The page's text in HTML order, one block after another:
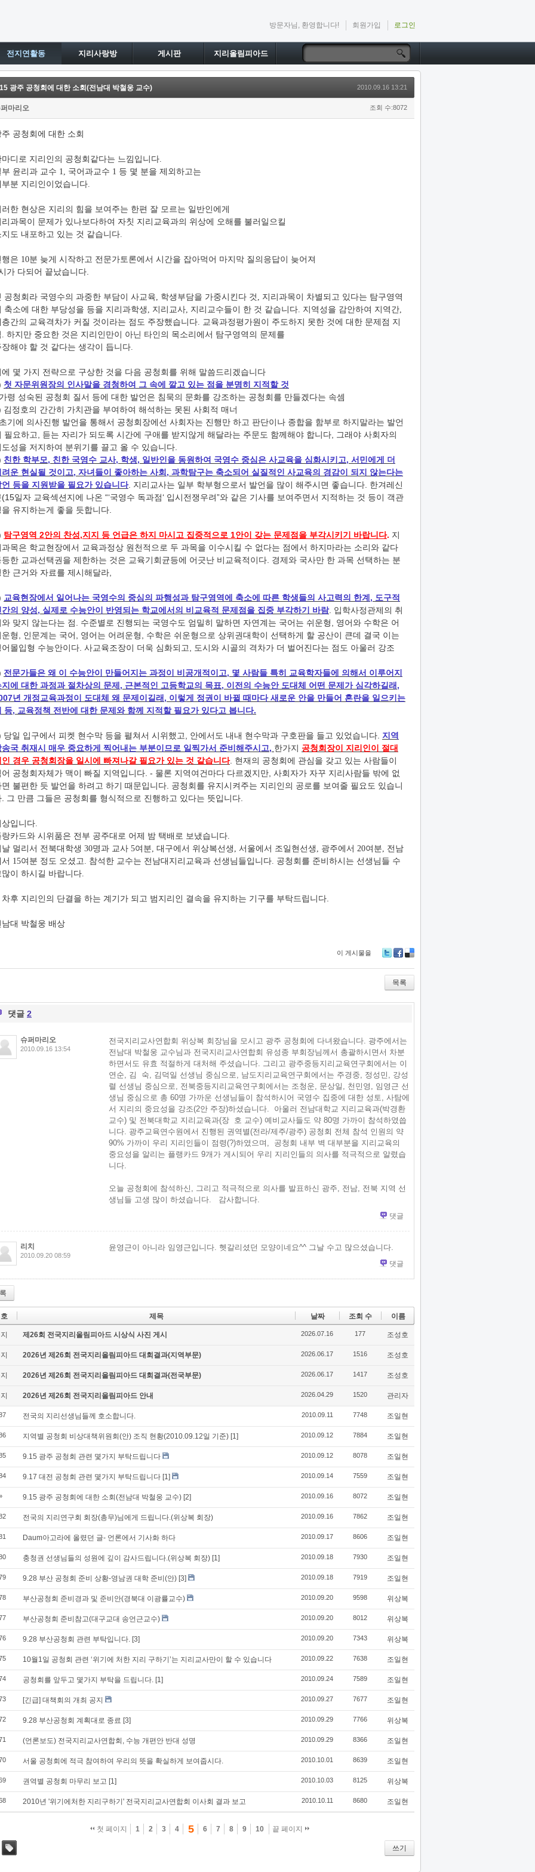
방문자님, 환영합니다! 회원가입 로그인
전지연활동 지리사랑방 게시판 지리올림피아드
광주 공청회에 대한 소회(전남대 박철웅 교수) 2010.09.16 13:21
마리오 조회 수:8072
주 공청회에 대한 소회
마디로 지리인의 공청회같다는 느낌입니다.
부 윤리과 교수 1, 국어과교수 1 등 몇 분을 제외하고는
부분 지리인이었습니다.
러한 현상은 지리의 힘을 보여주는 한편 잘 모르는 일반인에게
리과목이 문제가 있나보다하여 자칫 지리교육과의 위상에 오해를 불러일으킬
지도 내포하고 있는 것 같습니다.
행은 10분 늦게 시작하고 전문가토론에서 시간을 잡아먹어 마지막 질의응답이 늦어져
가 다되어 끝났습니다.
공청회라 국영수의 과중한 부담이 사교육, 학생부담을 가중시킨다 것, 지리과목이 차별되고 있다는 탐구영역
축소에 대한 부당성을 등을 지리과학생, 지리교사, 지리교수들이 한 것 같습니다. 지역성을 감안하여 지역간,
층간의 교육격차가 커질 것이라는 점도 주장했습니다. 교육과정평가원이 주도하지 못한 것에 대한 문제점 지
. 하지만 중요한 것은 지리인만이 아닌 타인의 목소리에서 탐구영역의 문제를
장해야 할 것 같다는 생각이 듭니다.
에 몇 가지 전략으로 구상한 것을 다음 공청회를 위해 말씀드리겠습니다
첫 자문위원장의 인사말을 경청하여 그 속에 깔고 있는 점을 분명히 지적할 것
령 성숙된 공청회 질서 등에 대한 발언은 침묵의 문화를 강조하는 공청회를 만들겠다는 속셈
김정호의 간간히 가치관을 부여하여 해석하는 못된 사회적 매너
기에 의사진행 발언을 통해서 공청회장에선 사회자는 진행만 하고 판단이나 종합을 함부로 하지말라는 발언
필요하고, 듣는 자리가 되도록 시간에 구애를 받지않게 해달라는 주문도 함께해야 합니다, 그래야 사회자의
도성을 저지하여 분위기를 끌고 올 수 있습니다.
친한 학부모, 친한 국영수 교사, 학생, 일반인을 동원하여 국영수 중심은 사교육을 심화시키고, 서민에게 더
려운 현실될 것이고, 자녀들이 좋아하는 사회, 과학탐구는 축소되어 실질적인 사교육의 경감이 되지 않는다는
언 등을 지원받을 필요가 있습니다. 지리교사는 일부 학부형으로서 발언을 많이 해주시면 좋습니다. 한겨레신
(15일자 교육섹션지에 나온 “‘국영수 독과점‘ 입시전쟁우려”와 같은 기사를 보여주면서 지적하는 것 등이 객관
을 유지하는게 좋을 듯합니다.
탐구영역 2안의 찬성,지지 등 언급은 하지 마시고 집중적으로 1안이 갖는 문제점을 부각시키기 바랍니다. 지
과목은 학교현장에서 교육과정상 원천적으로 두 과목을 이수시킬 수 없다는 점에서 하지마라는 소리와 같다
등한 교과선택권을 제한하는 것은 교육기회균등에 어긋난 비교육적이다. 경제와 국사만 한 과목 선택하는 분
한 근거와 자료를 제시해달라,
교육현장에서 일어나는 국영수의 중심의 파행성과 탐구영역에 축소에 따른 학생들의 사고력의 한계, 도구적
간의 양성, 실제로 수능안이 반영되는 학교에서의 비교육적 문제점을 집중 부각하기 바람. 입학사정관제의 취
와 맞지 않는다는 점. 수준별로 진행되는 국영수도 엄밀히 말하면 자연계는 국어는 쉬운형, 영어와 수학은 어
운형, 인문계는 국어, 영어는 어려운형, 수학은 쉬운형으로 상위권대학이 선택하게 할 공산이 큰데 결국 이는
어몰입형 수능안이다. 사교육조장이 더욱 심화되고, 도시와 시골의 격차가 더 벌어진다는 점도 아울러 강조
전문가들은 왜 이 수능안이 만들어지는 과정이 비공개적이고, 몇 사람들 특히 교육학자들에 의해서 이루어지
지에 대한 과정과 절차상의 문제, 근본적인 고등학교의 목표, 이전의 수능안 도대체 어떤 문제가 심각하길래,
년 개정교육과정이 도대체 왜 문제이길래, 이렇게 정권이 바뀔 때마다 새로운 안을 만들어 혼란을 일으키는
등, 교육정책 전반에 대한 문제와 함께 지적할 필요가 있다고 봅니다.
당일 입구에서 피켓 현수막 등을 펼쳐서 시위했고, 안에서도 내내 현수막과 구호판을 들고 있었습니다. 지역
송국 취재시 매우 중요하게 찍어내는 부분이므로 일찍가서 준비해주시고, 한가지 공청회장이 지리인이 절대
인 경우 공청회장을 일시에 빠져나갈 필요가 있는 것 같습니다. 현재의 공청회에 관심을 갖고 있는 사람들이
어 공청회자체가 맥이 빠질 지역입니다. - 물론 지역여건마다 다르겠지만, 사회자가 자꾸 지리사람들 밖에 없
면 불편한 듯 발언을 하려고 하기 때문입니다. 공청회를 유지시켜주는 지리인의 공로를 보여줄 필요도 있습니
. 그 만큼 그들은 공청회를 형식적으로 진행하고 있다는 뜻입니다.
상입니다.
랑카드와 시위품은 전부 공주대로 어제 밤 택배로 보냈습니다.
날 멀리서 전북대학생 30명과 교사 5여분, 대구에서 위상복선생, 서울에서 조일현선생, 광주에서 20여분, 전남
서 15여분 정도 오셨고. 참석한 교수는 전남대지리교육과 선생님들입니다. 공청회를 준비하시는 선생님들 수
많이 하시길 바랍니다.
차후 지리인의 단결을 하는 계기가 되고 범지리인 결속을 유지하는 기구를 부탁드립니다.
남대 박철웅 배상
이 게시물을
bo
ok
ou
s
목록
댓글 2
슈퍼마리오
2010.09.16 13:54
전국지리교사연합회 위상복 회장님을 모시고 광주 공청회에 다녀왔습니다. 광주에서는
전남대 박철웅 교수님과 전국지리교사연합회 유성종 부회장님께서 총괄하시면서 차분
하면서도 유효 적절하게 대처해 주셨습니다. 그리고 광주중등지리교육연구회에서는 이
연순, 김 숙, 김덕일 선생님 중심으로, 남도지리교육연구회에서는 주경중, 정성민, 강성
렬 선생님 중심으로, 전북중등지리교육연구회에서는 조청운, 문상일, 천민영, 임영근 선
생님 중심으로 총 60명 가까운 선생님들이 참석하시어 국영수 집중에 대한 성토, 사탐에
서 지리의 중요성을 강조(2안 주장)하셨습니다. 아울러 전남대학교 지리교육과(박경환
교수) 및 전북대학교 지리교육과(장 호 교수) 예비교사들도 약 80명 가까이 참석하였씁
니다. 광주교육연수원에서 진행된 권역별(전라/제주/광주) 공청회 전체 참석 인원의 약
90% 가까이 우리 지리인들이 점령(?)하였으며, 공청회 내부 벽 대부분을 지리교육의
중요성을 알리는 플랭카드 9개가 게시되어 우리 지리인들의 의사를 적극적으로 알렸습
니다.
오늘 공청회에 참석하신, 그리고 적극적으로 의사를 발표하신 광주, 전남, 전북 지역 선
생님들 고생 많이 하셨습니다. 감사합니다.
댓글
리치
2010.09.20 08:59
윤영근이 아니라 임영근입니다. 헷갈리셨던 모양이네요^^ 그날 수고 많으셨습니다.
댓글
제목 날짜 조회 수 이름
제26회 전국지리올림피아드 시상식 사진 게시 2026.07.16 177 조성호
2026년 제26회 전국지리올림피아드 대회결과(지역부문) 2026.06.17 1516 조성호
2026년 제26회 전국지리올림피아드 대회결과(전국부문) 2026.06.17 1417 조성호
2026년 제26회 전국지리올림피아드 안내 2026.04.29 1520 관리자
전국의 지리선생님들께 호소합니다. 2010.09.11 7748 조일현
지역별 공청회 비상대책위원회(안) 조직 현황(2010.09.12일 기준) [1] 2010.09.12 7884 조일현
9.15 광주 공청회 관련 몇가지 부탁드립니다 2010.09.12 8078 조일현
9.17 대전 공청회 관련 몇가지 부탁드립니다 [1] 2010.09.14 7559 조일현
9.15 광주 공청회에 대한 소회(전남대 박철웅 교수) [2] 2010.09.16 8072 조일현
전국의 지리연구회 회장(총무)님에게 드립니다.(위상복 회장) 2010.09.16 7862 조일현
Daum아고라에 올렸던 글- 언론에서 기사화 하다 2010.09.17 8606 조일현
충청권 선생님들의 성원에 깊이 감사드립니다.(위상복 회장) [1] 2010.09.18 7930 조일현
9.28 부산 공청회 준비 상황-영남권 대학 준비(안) [3] 2010.09.18 7919 조일현
부산공청회 준비경과 및 준비안(경북대 이광률교수) 2010.09.20 9598 위상복
부산공청회 준비참고(대구교대 송언근교수) 2010.09.20 8012 위상복
9.28 부산공청회 관련 부탁입니다. [3] 2010.09.20 7343 위상복
10월1일 공청회 관련 ‘위기에 처한 지리 구하기’는 지리교사만이 할 수 있습니다 2010.09.22 7638 조일현
공청회를 앞두고 몇가지 부탁을 드립니다. [1] 2010.09.24 7589 조일현
[긴급] 대책회의 개최 공지 2010.09.27 7677 조일현
9.28 부산공청회 계획대로 종료 [3] 2010.09.29 7766 위상복
(언론보도) 전국지리교사연합회, 수능 개편안 반대 성명 2010.09.29 8366 조일현
서울 공청회에 적극 참여하여 우리의 뜻을 확실하게 보여줍시다. 2010.10.01 8639 조일현
권역별 공청회 마무리 보고 [1] 2010.10.03 8125 위상복
2010년 '위기에처한 지리구하기' 전국지리교사연합회 이사회 결과 보고 2010.10.11 8680 조일현
첫 페이지 1 2 3 4 5 6 7 8 9 10 끝 페이지
쓰기